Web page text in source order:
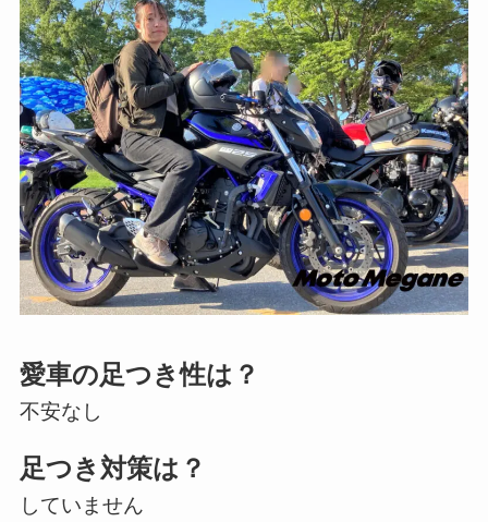
愛車の足つき性は？
不安なし
足つき対策は？
していません